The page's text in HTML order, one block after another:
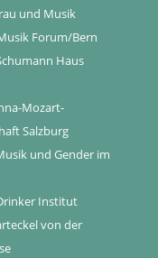
und Musik
Forum/Bern
Haus
Mozart-
Salzburg
und Gender im
Institut
von der